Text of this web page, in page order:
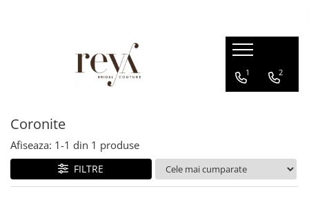
Rochii de seara
Rochii domnisoare de onoare
Rochii cununie civila
Rochii banchet
Jachete mireasa
Bratari
Esarfe
Halate
Seturi dezgatit
Balerini
Papuci de casa
Pantofi
Cutii verighete
1 2
Coronite
Afiseaza: 1-1 din 1 produse
FILTRE